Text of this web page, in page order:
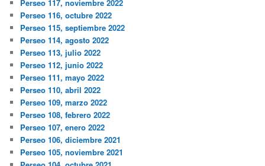
Perseo 117, noviembre 2022
Perseo 116, octubre 2022
Perseo 115, septiembre 2022
Perseo 114, agosto 2022
Perseo 113, julio 2022
Perseo 112, junio 2022
Perseo 111, mayo 2022
Perseo 110, abril 2022
Perseo 109, marzo 2022
Perseo 108, febrero 2022
Perseo 107, enero 2022
Perseo 106, diciembre 2021
Perseo 105, noviembre 2021